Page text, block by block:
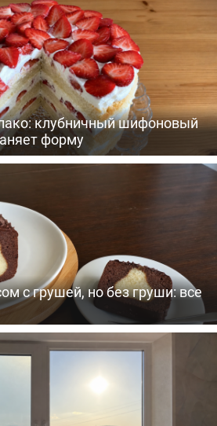
клубничный шифоновый
форму
с грушей, но без груши: все